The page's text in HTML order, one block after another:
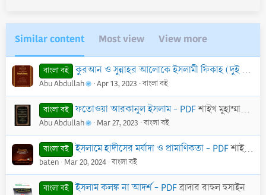
Similar content Most view View more
বাংলা বই কুরআন ও সুন্নাহর আলোকে ইসলামী ফিকাহ (দুই খণ্ড একত্রে) - PDF
Abu Abdullah Apr 13, 2023 বাংলা বই
বাংলা বই ফতোওয়া আরকানুল ইসলাম - PDFশাইখ মুহাম্মাদ বিন সালেহ আল-উছায়মীন (রহ.)
Abu Abdullah Mar 27, 2023 বাংলা বই
বাংলা বই ইসলামে হাদীসের মর্যাদা ও প্রামাণিকতা - PDFশাইখ ড. আবু বকর মুহাম্মাদ যাকারিয়া
baten Mar 20, 2024 বাংলা বই
বাংলা বই ইসলাম কলঙ্ক না আদর্শ - PDFব্রাদার রাহুল হুসাইন